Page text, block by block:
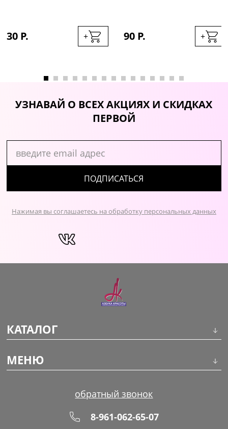
30 Р. + 90 Р. +
УЗНАВАЙ О ВСЕХ АКЦИЯХ И СКИДКАХ
ПЕРВОЙ
ПОДПИСАТЬСЯ
Нажимая вы соглашаетесь на обработку персональных данных
КАТАЛОГ
Макияж
МЕНЮ
обратный звонок
8-961-062-65-07